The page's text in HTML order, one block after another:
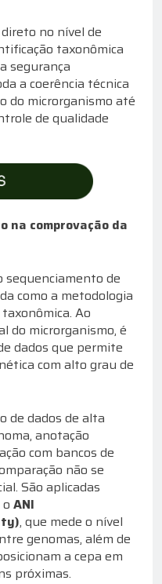
no nível de
taxonômica
segurança
a coerência técnica
do microrganismo até
de qualidade
na comprovação da
sequenciamento de
como a metodologia
Ao
do microrganismo, é
dados que permite
com alto grau de
de dados de alta
anotação
com bancos de
não se
São aplicadas
ANI
, que mede o nível
genomas, além de
a cepa em
próximas.